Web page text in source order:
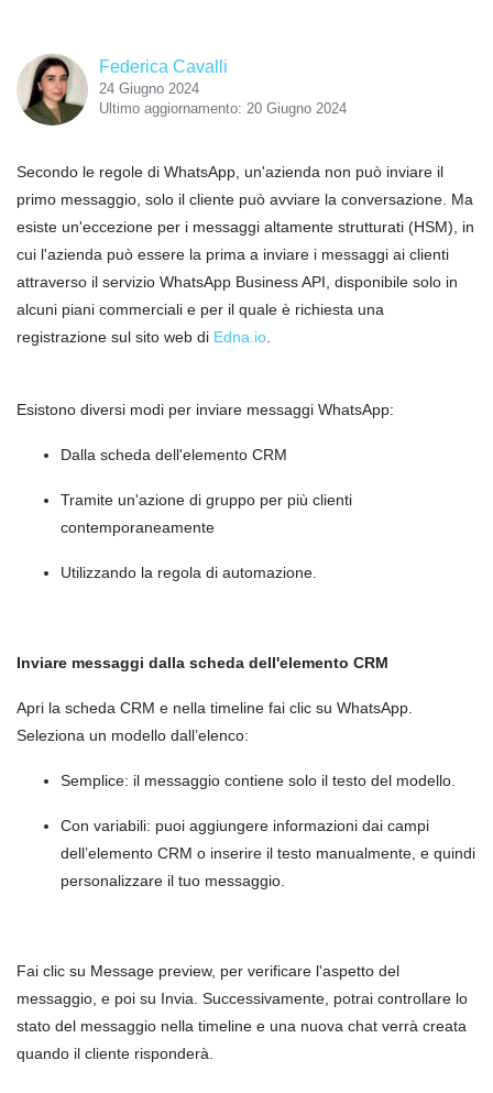
Federica Cavalli
24 Giugno 2024
Ultimo aggiornamento: 20 Giugno 2024
Secondo le regole di WhatsApp, un'azienda non può inviare il
primo messaggio, solo il cliente può avviare la conversazione. Ma
esiste un'eccezione per i messaggi altamente strutturati (HSM), in
cui l'azienda può essere la prima a inviare i messaggi ai clienti
attraverso il servizio WhatsApp Business API, disponibile solo in
alcuni piani commerciali e per il quale è richiesta una
registrazione sul sito web di Edna.io
Esistono diversi modi per inviare messaggi WhatsApp:
Dalla scheda dell'elemento CRM
Tramite un'azione di gruppo per più clienti
contemporaneamente
Utilizzando la regola di automazione.
Inviare messaggi dalla scheda dell'elemento CRM
Apri la scheda CRM e nella timeline fai clic su WhatsApp.
Seleziona un modello dall’elenco:
Semplice: il messaggio contiene solo il testo del modello.
Con variabili: puoi aggiungere informazioni dai campi
dell’elemento CRM o inserire il testo manualmente, e quindi
personalizzare il tuo messaggio.
Fai clic su Message preview, per verificare l'aspetto del
messaggio, e poi su Invia. Successivamente, potrai controllare lo
stato del messaggio nella timeline e una nuova chat verrà creata
quando il cliente risponderà.